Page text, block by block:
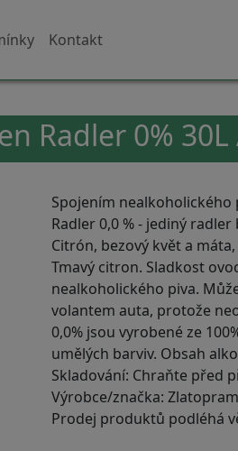
Kontakt
Radler 0% 30L
Spojením nealkoholického
Radler 0,0 % - jediný
Citrón, bezový květ a
Tmavý citron. Sladkost
nealkoholického piva.
volantem auta, protože
0,0% jsou vyrobené ze
umělých barviv. Obsah
Skladování: Chraňte před
Výrobce/značka:
Prodej produktů podléhá